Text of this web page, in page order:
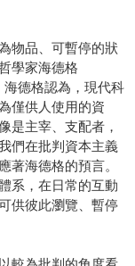
物品、可暫停的狀
學家海德格
海德格認為，現代科
僅供人使用的資
是主宰、支配者，
們在批判資本主義
著海德格的預言。
系，在日常的互動
供彼此瀏覽、暫停